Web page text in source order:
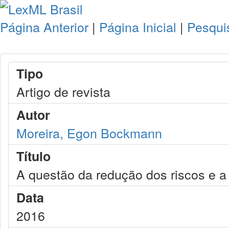
Página Anterior | Página Inicial |
Tipo
Artigo de revista
Autor
Moreira, Egon Bockmann
Título
A questão da redução dos riscos e
Data
2016